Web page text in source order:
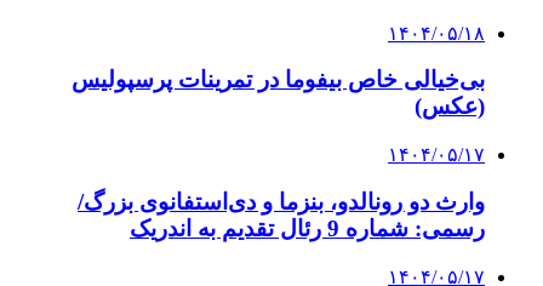
۱۴۰۴/۰۵/۱۸
بی‌خیالی خاص بیفوما در تمرینات پرسپولیس
(عکس)
۱۴۰۴/۰۵/۱۷
وارث دو رونالدو، بنزما و دی‌استفانوی بزرگ/
رسمی: شماره 9 رئال تقدیم به اندریک
۱۴۰۴/۰۵/۱۷